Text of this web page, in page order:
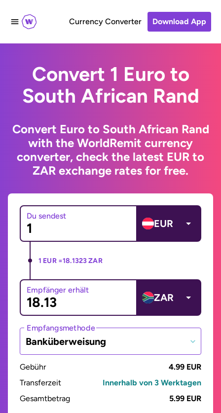
Currency Converter Download App
Convert 1 Euro to
South African Rand
Convert Euro to South African Rand
with the WorldRemit currency
converter, check the latest EUR to
ZAR exchange rates for free.
Du sendest
EUR
1 EUR =18.1323 ZAR
Empfänger erhält
ZAR
Empfangsmethode
Banküberweisung
Gebühr
4.99 EUR
Transferzeit
Innerhalb von 3 Werktagen
Gesamtbetrag
5.99 EUR